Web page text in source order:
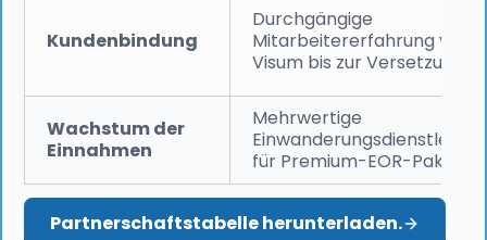
Kundenbindung
Durchgängige
Mitarbeitererfahrung vom
Visum bis zur Versetzung
Wachstum der
Einnahmen
Mehrwertige
für Premium-EOR-Pakete
Partnerschaftstabelle herunterladen.